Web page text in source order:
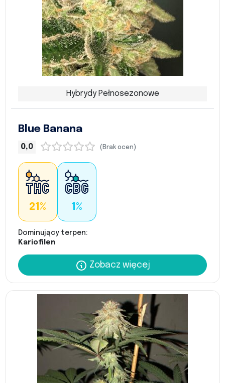
Hybrydy Pełnosezonowe
Blue Banana
0,0 (Brak ocen)
21% 1%
Dominujący terpen:
Kariofilen
Zobacz więcej